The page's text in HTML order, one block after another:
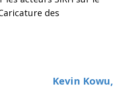
des
Kevin Kowu,